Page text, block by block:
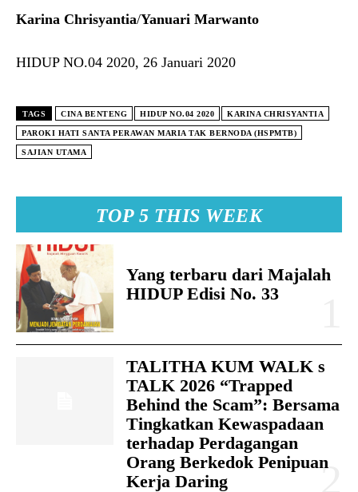
TOP 5 THIS WEEK
Yang terbaru dari Majalah
HIDUP Edisi No. 33
TALITHA KUM WALK s
TALK 2026 “Trapped
Behind the Scam”: Bersama
Tingkatkan Kewaspadaan
terhadap Perdagangan
Orang Berkedok Penipuan
Kerja Daring
Karina Chrisyantia/Yanuari Marwanto
HIDUP NO.04 2020, 26 Januari 2020
TAGS CINA BENTENG HIDUP NO.04 2020 KARINA CHRISYANTIA
PAROKI HATI SANTA PERAWAN MARIA TAK BERNODA (HSPMTB)
SAJIAN UTAMA